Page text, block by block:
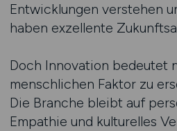
Entwicklungen verstehen
haben exzellente
Doch Innovation bedeutet
menschlichen Faktor zu
Die Branche bleibt auf
Empathie und kulturelles